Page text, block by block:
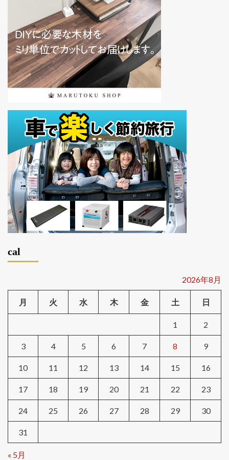
cal
2026年8月
月 火 水 木 金 土 日
1 2
3 4 5 6 7 8 9
10 11 12 13 14 15 16
17 18 19 20 21 22 23
24 25 26 27 28 29 30
31
« 5月